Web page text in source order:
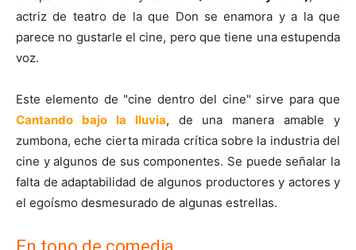
actriz de teatro de la que Don se enamora y a la que
parece no gustarle el cine, pero que tiene una estupenda
voz.
Este elemento de "cine dentro del cine" sirve para que
Cantando bajo la lluvia, de una manera amable y
zumbona, eche cierta mirada crítica sobre la industria del
cine y algunos de sus componentes. Se puede señalar la
falta de adaptabilidad de algunos productores y actores y
el egoísmo desmesurado de algunas estrellas.